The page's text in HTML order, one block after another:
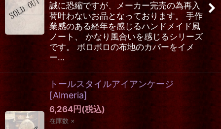
誠に恐縮ですが、メーカー完売の為再入
荷叶わないお品となっております。 手作
業感のある経年を感じるハンドメイド風
ノート、 かなり風合いを感じるシリーズ
です。 ボロボロの布地のカバーをイメ
ー…
トールスタイルアイアンケージ
[Almeria]
6,264円 (税込)
在庫数 ×